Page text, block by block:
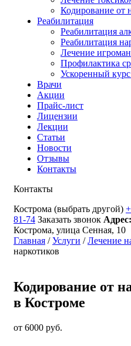
Кодирование от
Реабилитация
Реабилитация
Реабилитация
Лечение
Профилактика
Ускоренный
Врачи
Акции
Прайс-лист
Лицензии
Лекции
Статьи
Новости
Отзывы
Контакты
Контакты
Кострома (выбрать другой)
81-74 Заказать звонок Адрес:
Кострома, улица Сенная, 10
Главная /Услуги /Лечение
наркотиков
Кодирование от
в Костроме
от 6000 руб.